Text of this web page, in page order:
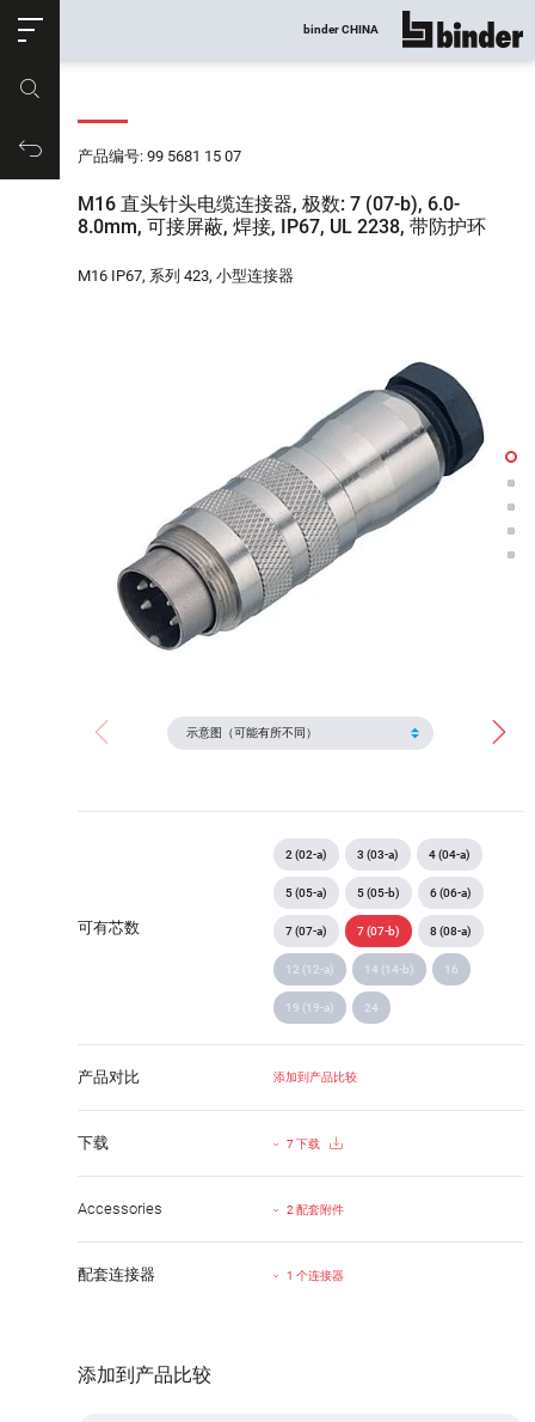
购物车
binder CHINA 显示所有
产品编号: 99 5681 15 07
M16 直头针头电缆连接器, 极数: 7 (07-b), 6.0-
8.0mm, 可接屏蔽, 焊接, IP67, UL 2238, 带防护环
M16 IP67, 系列 423, 小型连接器
可有芯数
2 (02-a) 3 (03-a) 4 (04-a)
5 (05-a) 5 (05-b) 6 (06-a)
7 (07-a) 7 (07-b) 8 (08-a)
12 (12-a) 14 (14-b) 16
19 (19-a) 24
产品对比 添加到产品比较
下载 7 下载
Accessories 2 配套附件
配套连接器 1 个连接器
添加到产品比较